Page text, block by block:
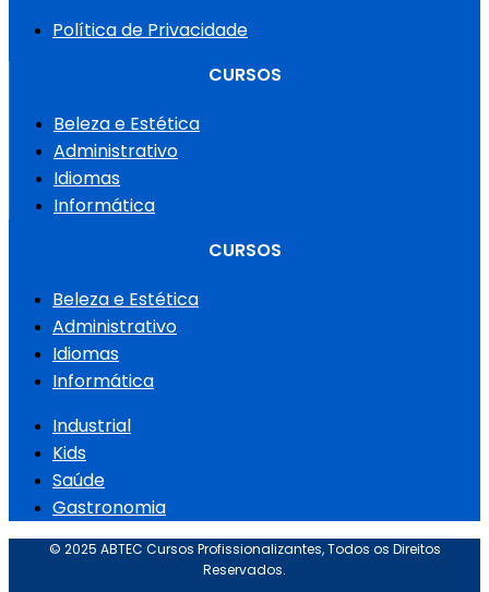
Política de Privacidade
CURSOS
Beleza e Estética
Administrativo
Idiomas
Informática
CURSOS
Beleza e Estética
Administrativo
Idiomas
Informática
Industrial
Kids
Saúde
Gastronomia
© 2025 ABTEC Cursos Profissionalizantes, Todos os Direitos
Reservados.